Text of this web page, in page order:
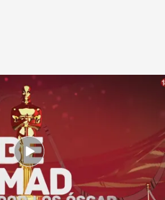
una programación especial
Noticias Cuatro
semana de los Óscar con un
programación